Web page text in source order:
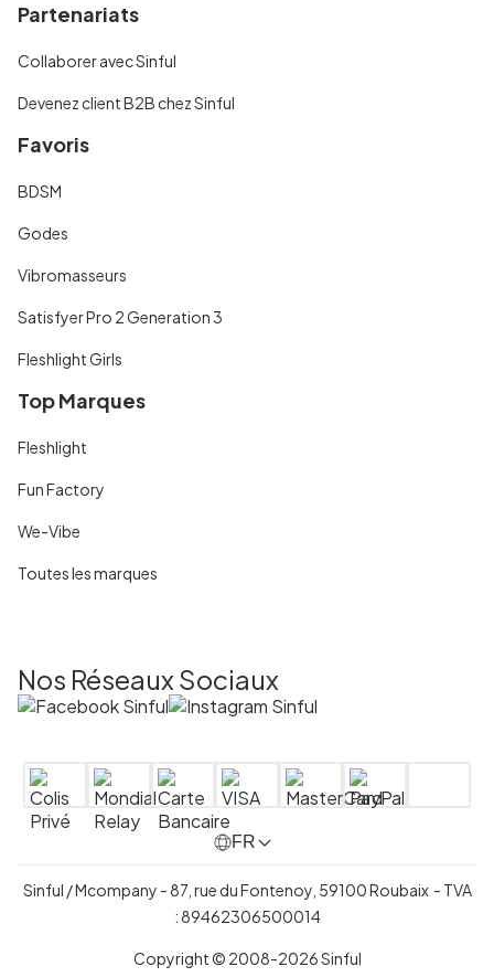
Partenariats
Collaborer avec Sinful
Devenez client B2B chez Sinful
Favoris
BDSM
Godes
Vibromasseurs
Satisfyer Pro 2 Generation 3
Fleshlight Girls
Top Marques
Fleshlight
Fun Factory
We-Vibe
Toutes les marques
Nos Réseaux Sociaux
FR
Sinful / Mcompany - 87, rue du Fontenoy, 59100 Roubaix - TVA
: 89462306500014
Copyright © 2008-2026 Sinful